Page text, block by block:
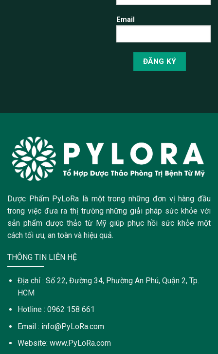
Email
Dược Phẩm PyLoRa là một trong những đơn vị hàng đầu
trong việc đưa ra thị trường những giải pháp sức khỏe với
sản phẩm dược thảo từ Mỹ giúp phục hồi sức khỏe một
cách tối ưu, an toàn và hiệu quả.
THÔNG TIN LIÊN HỆ
Địa chỉ : Số 22, Đường 34, Phường An Phú, Quận 2, Tp.
HCM
Hotline : 0962 158 661
Email : info@PyLoRa.com
Website: www.PyLoRa.com